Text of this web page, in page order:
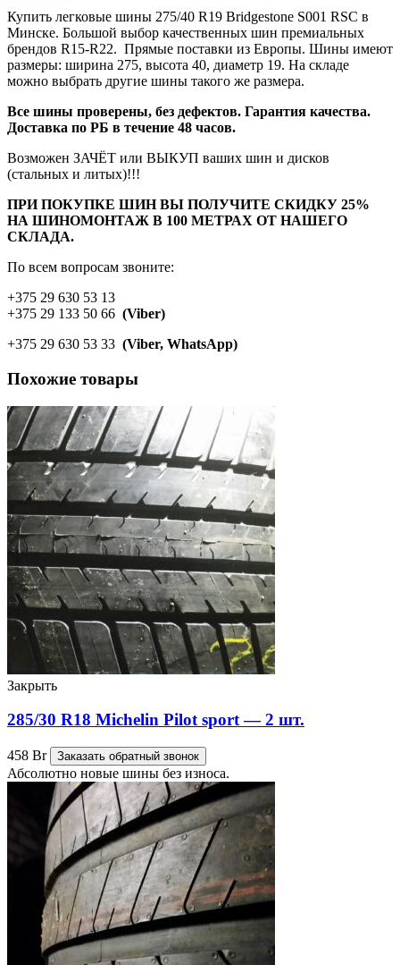
Купить легковые шины 275/40 R19 Bridgestone S001 RSC в
Минске. Большой выбор качественных шин премиальных
брендов R15-R22. Прямые поставки из Европы. Шины имеют
размеры: ширина 275, высота 40, диаметр 19. На складе
можно выбрать другие шины такого же размера.
Все шины проверены, без дефектов. Гарантия качества.
Доставка по РБ в течение 48 часов.
Возможен ЗАЧЁТ или ВЫКУП ваших шин и дисков
(стальных и литых)!!!
ПРИ ПОКУПКЕ ШИН ВЫ ПОЛУЧИТЕ СКИДКУ 25%
НА ШИНОМОНТАЖ В 100 МЕТРАХ ОТ НАШЕГО
СКЛАДА.
По всем вопросам звоните:
+375 29 630 53 13
+375 29 133 50 66 (Viber)
+375 29 630 53 33 (Viber, WhatsApp)
Похожие товары
Закрыть
285/30 R18 Michelin Pilot sport — 2 шт.
458 Br Заказать обратный звонок
Абсолютно новые шины без износа.